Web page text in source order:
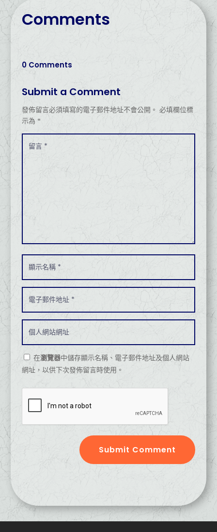
Comments
0 Comments
Submit a Comment
發佈留言必須填寫的電子郵件地址不會公開。 必填欄位標
示為 *
在瀏覽器中儲存顯示名稱、電子郵件地址及個人網站
網址，以供下次發佈留言時使用。
Submit Comment